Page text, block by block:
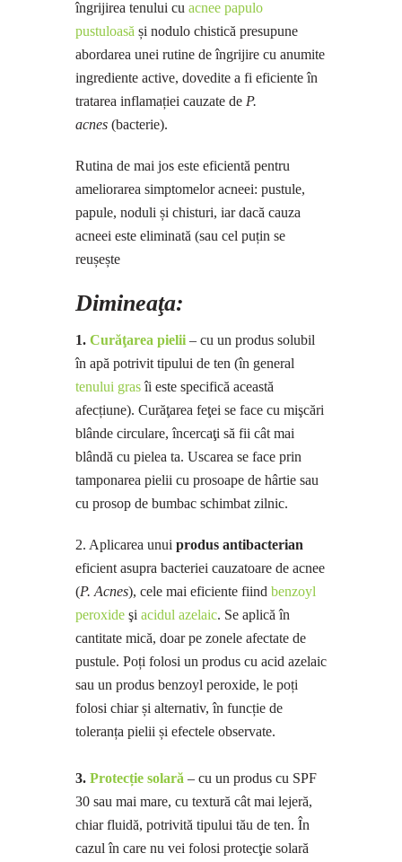
îngrijirea tenului cu acnee papulo
pustuloasă și nodulo chistică presupune
abordarea unei rutine de îngrijire cu anumite
ingrediente active, dovedite a fi eficiente în
tratarea inflamației cauzate de P.
acnes (bacterie).
Rutina de mai jos este eficientă pentru
ameliorarea simptomelor acneei: pustule,
papule, noduli și chisturi, iar dacă cauza
acneei este eliminată (sau cel puțin se
reușește
Dimineaţa:
1. Curăţarea pielii – cu un produs solubil
în apă potrivit tipului de ten (în general
tenului grasîi este specifică această
afecțiune). Curăţarea feţei se face cu mişcări
blânde circulare, încercaţi să fii cât mai
blândă cu pielea ta. Uscarea se face prin
tamponarea pielii cu prosoape de hârtie sau
cu prosop de bumbac schimbat zilnic.
2. Aplicarea unui produs antibacterian
eficient asupra bacteriei cauzatoare de acnee
(P. Acnes), cele mai eficiente fiind benzoyl
peroxide şi acidul azelaic. Se aplică în
cantitate mică, doar pe zonele afectate de
pustule. Poți folosi un produs cu acid azelaic
sau un produs benzoyl peroxide, le poți
folosi chiar și alternativ, în funcție de
toleranța pielii și efectele observate.
3. Protecție solară – cu un produs cu SPF
30 sau mai mare, cu textură cât mai lejeră,
chiar fluidă, potrivită tipului tău de ten. În
cazul în care nu vei folosi protecţie solară